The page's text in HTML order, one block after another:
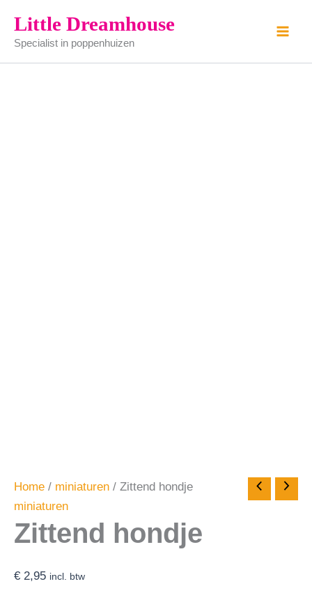
naar
inhoud
Little Dreamhouse
Specialist in poppenhuizen
Home / miniaturen / Zittend hondje
miniaturen
Zittend hondje
€ 2,95 incl. btw
hondje
aantal